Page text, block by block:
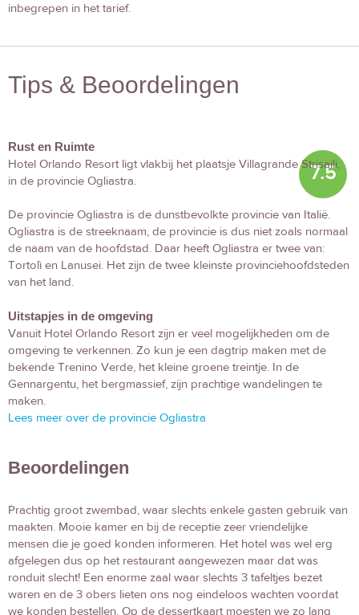
inbegrepen in het tarief.
Tips & Beoordelingen
7.5
Rust en Ruimte
Hotel Orlando Resort ligt vlakbij het plaatsje Villagrande Strisaili,
in de provincie Ogliastra.
De provincie Ogliastra is de dunstbevolkte provincie van Italië.
Ogliastra is de streeknaam, de provincie is dus niet zoals normaal
de naam van de hoofdstad. Daar heeft Ogliastra er twee van:
Tortolì en Lanusei. Het zijn de twee kleinste provinciehoofdsteden
van het land.
Uitstapjes in de omgeving
Vanuit Hotel Orlando Resort zijn er veel mogelijkheden om de
omgeving te verkennen. Zo kun je een dagtrip maken met de
bekende Trenino Verde, het kleine groene treintje. In de
Gennargentu, het bergmassief, zijn prachtige wandelingen te
maken.
Lees meer over de provincie Ogliastra
Beoordelingen
Prachtig groot zwembad, waar slechts enkele gasten gebruik van
maakten. Mooie kamer en bij de receptie zeer vriendelijke
mensen die je goed konden informeren. Het hotel was wel erg
afgelegen dus op het restaurant aangewezen maar dat was
ronduit slecht! Een enorme zaal waar slechts 3 tafeltjes bezet
waren en de 3 obers lieten ons nog eindeloos wachten voordat
we konden bestellen. Op de dessertkaart moesten we zo lang